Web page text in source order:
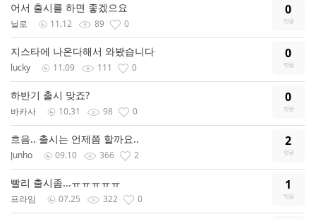
어서 출시를 하면 좋겠으요 0
닐로 11.12 89 0
지스타에 나온다해서 와봤습니다 0
lucky 11.09 111 0
하반기 출시 맞죠? 0
바카사 10.31 98 0
흐음.. 출시는 언제쯤 할까요.. 2
Junho 09.10 366 2
빨리 출시좀...ㅠㅠㅠㅠㅠ 1
프라임 07.25 322 0